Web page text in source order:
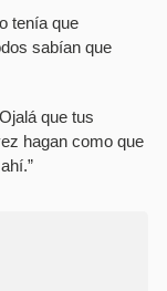
tení­a que
sabí­an que
que tus
hagan como que